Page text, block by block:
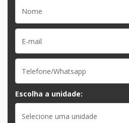
Escolha a unidade:
Selecione uma unidade